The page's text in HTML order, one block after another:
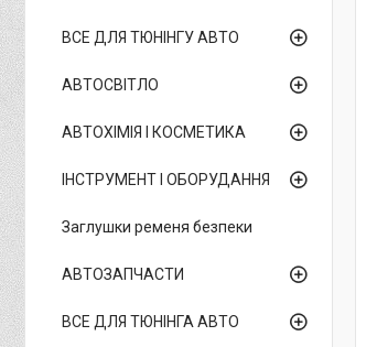
ВСЕ ДЛЯ ТЮНІНГУ АВТО
АВТОСВІТЛО
АВТОХІМІЯ І КОСМЕТИКА
ІНСТРУМЕНТ І ОБОРУДАННЯ
Заглушки ременя безпеки
АВТОЗАПЧАСТИ
ВСЕ ДЛЯ ТЮНІНГА АВТО